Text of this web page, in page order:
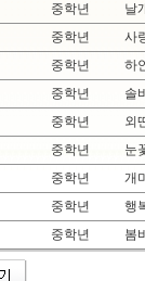
중학년
날
중학년
사
중학년
하
중학년
솔
중학년
외
중학년
눈
중학년
개
중학년
행
중학년 봄